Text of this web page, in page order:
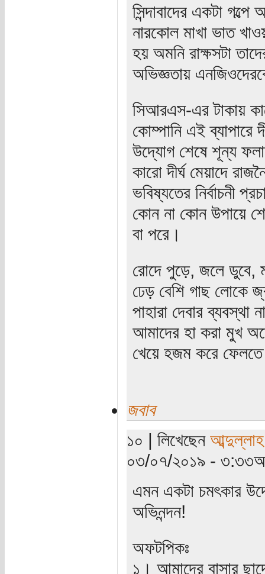
সিন্দাবাদের একটা
নারকোল মাখা ভাত
হয় অমনি রাক্ষসটা
অভিজ্ঞতায়
সিআরএস-এর টাকায়
কোম্পানি এই ব্যাপারে
উদ্যোগ শেষে শূন্য
কারো দীর্ঘ মেয়াদে
ভবিষ্যতের নির্বাচনী
কোন না কোন উপায়ে
বা পরে।
রোদে পুড়ে, জলে ডুবে,
ঢেড় বেশি গাছ লোকে
পাহারা দেবার
আমাদের হা করা মুখ
খেয়ে হজম করে ফেলতে
জবাব
১০ | লিখেছেন
০৩/০৭/২০১৯ -
এমন একটা চমৎকার
অভিনন্দন!
অফটপিকঃ
১। আমাদের বাসার